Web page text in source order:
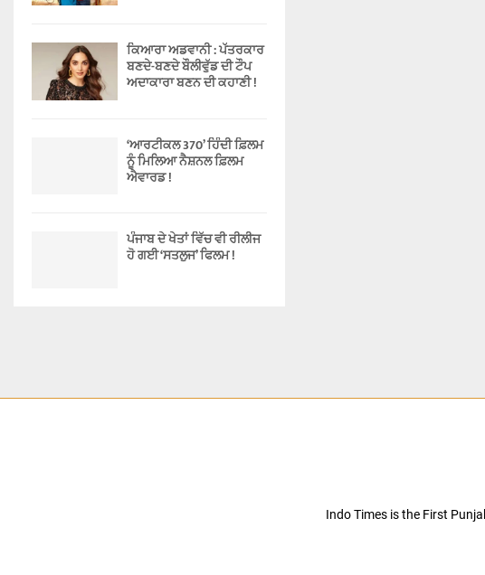
ਕਿਆਰਾ ਅਡਵਾਨੀ : ਪੱਤਰਕਾਰ
ਬਣਦੇ-ਬਣਦੇ ਬੌਲੀਵੁੱਡ ਦੀ ਟੌਪ
ਅਦਾਕਾਰਾ ਬਣਨ ਦੀ ਕਹਾਣੀ !
‘ਆਰਟੀਕਲ 370’ ਹਿੰਦੀ ਫ਼ਿਲਮ
ਨੂੰ ਮਿਲਿਆ ਨੈਸ਼ਨਲ ਫ਼ਿਲਮ
ਐਵਾਰਡ !
ਪੰਜਾਬ ਦੇ ਖੇਤਾਂ ਵਿੱਚ ਵੀ ਰੀਲੀਜ
ਹੋ ਗਈ ‘ਸਤਲੁਜ’ ਫਿਲਮ !
Indo Times is the First